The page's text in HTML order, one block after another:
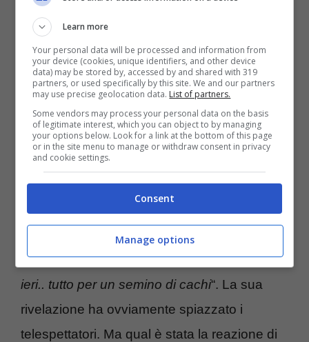
lasciare a chi merita più di me
sembra che io sia avvantaggiato
Banfi dopo la sua esibizione nel corso della
terza puntata.
Dopo qualche giorno dal suo annuncio in
diretta tv, Lino ha confermato la sua
decisione. L’attore ha poi spiegato che sta
passando un periodo difficile. “
prendendo tre antibiotici al giorno
ho sei punti perché mi hanno tolto due denti
ieri.. tutto per un semino di cachi“. La sua
rivelazione ha ovviamente spiazzato i
telespettatori. Ma qual è stata la reazione di
Learn more
Your personal data will be processed and information from
your device (cookies, unique identifiers, and other device
data) may be stored by, accessed by and shared with 319
partners, or used specifically by this site. We and our partners
may use precise geolocation data. List of partners.
Some vendors may process your personal data on the basis
of legitimate interest, which you can object to by managing
your options below. Look for a link at the bottom of this page
or in the site menu to manage or withdraw consent in privacy
and cookie settings.
Consent
Manage options